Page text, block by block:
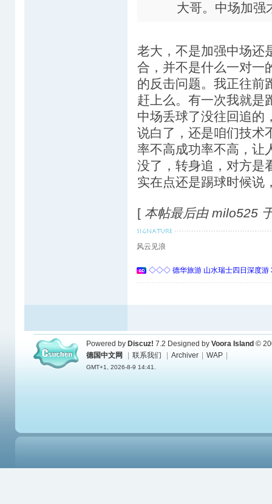
大哥。中场加强
老大，不是加强中场还
合，并不是什么一对一
的反击问题。我正往前
赶上么。有一次我就是
中场丢球了没往回追的
说白了，还是咱们技术
率不高成功率不高，让
没了，转身追，对方是
实在点还是踢球时候说
[ 本帖最后由 milo525
风云见浪
◇◇◇ 德华旅游 山水瑞士四日深度
Powered by Discuz! 7.2 Designed by Voora Island ©
德国中文网
联系我们 Archiver WAP
GMT+1, 2026-8-9 14:41.